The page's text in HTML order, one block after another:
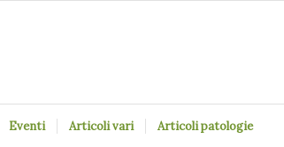
Eventi Articoli vari Articoli patologie